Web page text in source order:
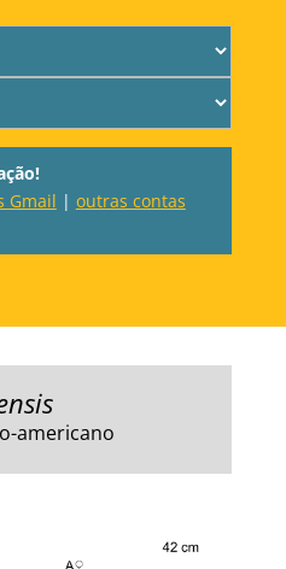
Gmail | outras contas
americano